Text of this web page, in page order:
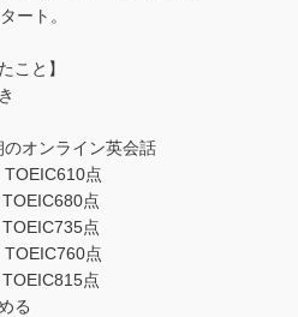
ート。
こと】
のオンライン英会話
点
点
点
点
点
る